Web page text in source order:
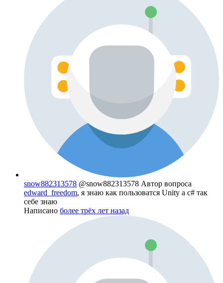
snow882313578 @snow882313578 Автор вопроса
edward_freedom, я знаю как пользоватся Unity а c# так
себе знаю
Написано более трёх лет назад